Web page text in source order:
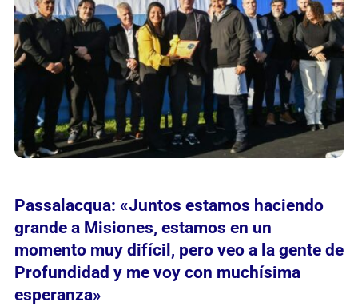
Passalacqua: «Juntos estamos haciendo
grande a Misiones, estamos en un
momento muy difícil, pero veo a la gente de
Profundidad y me voy con muchísima
esperanza»